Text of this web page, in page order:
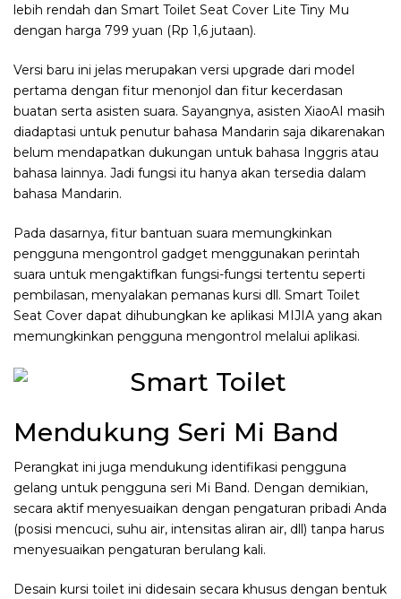
lebih rendah dan Smart Toilet Seat Cover Lite Tiny Mu
dengan harga 799 yuan (Rp 1,6 jutaan).
Versi baru ini jelas merupakan versi upgrade dari model
pertama dengan fitur menonjol dan fitur kecerdasan
buatan serta asisten suara. Sayangnya, asisten XiaoAI masih
diadaptasi untuk penutur bahasa Mandarin saja dikarenakan
belum mendapatkan dukungan untuk bahasa Inggris atau
bahasa lainnya. Jadi fungsi itu hanya akan tersedia dalam
bahasa Mandarin.
Pada dasarnya, fitur bantuan suara memungkinkan
pengguna mengontrol gadget menggunakan perintah
suara untuk mengaktifkan fungsi-fungsi tertentu seperti
pembilasan, menyalakan pemanas kursi dll. Smart Toilet
Seat Cover dapat dihubungkan ke aplikasi MIJIA yang akan
memungkinkan pengguna mengontrol melalui aplikasi.
Mendukung Seri Mi Band
Perangkat ini juga mendukung identifikasi pengguna
gelang untuk pengguna seri Mi Band. Dengan demikian,
secara aktif menyesuaikan dengan pengaturan pribadi Anda
(posisi mencuci, suhu air, intensitas aliran air, dll) tanpa harus
menyesuaikan pengaturan berulang kali.
Desain kursi toilet ini didesain secara khusus dengan bentuk